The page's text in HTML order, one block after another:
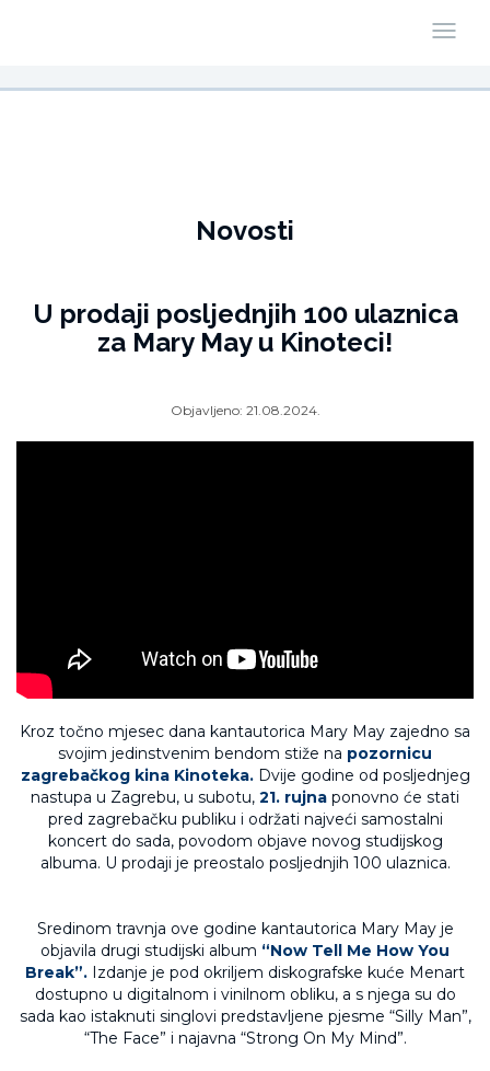
Novosti
U prodaji posljednjih 100 ulaznica
za Mary May u Kinoteci!
Objavljeno: 21.08.2024.
Kroz točno mjesec dana kantautorica Mary May zajedno sa
svojim jedinstvenim bendom stiže na pozornicu
zagrebačkog kina Kinoteka.Dvije godine od posljednjeg
nastupa u Zagrebu, u subotu, 21. rujna ponovno će stati
pred zagrebačku publiku i održati najveći samostalni
koncert do sada, povodom objave novog studijskog
albuma. U prodaji je preostalo posljednjih 100 ulaznica.
Sredinom travnja ove godine kantautorica Mary May je
objavila drugi studijski album “Now Tell Me How You
Break”. Izdanje je pod okriljem diskografske kuće Menart
dostupno u digitalnom i vinilnom obliku, a s njega su do
sada kao istaknuti singlovi predstavljene pjesme “Silly Man”,
“The Face” i najavna “Strong On My Mind”.